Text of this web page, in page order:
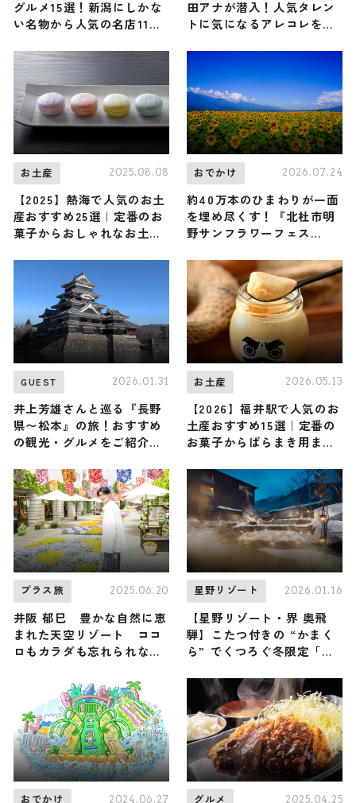
グルメ15選！新潟にしかな
い名物から人気の名店11選
田アナが潜入！人気タレン
トに気になるアレコレを聞
お土産 2025.08.08
【2025】熱海で人気のお土
産おすすめ25選｜定番のお
菓子からおしゃれなお土
おでかけ 2026.07.24
約40万本のひまわりが一面
を埋め尽くす！『北杜市明
野サンフラワーフェス
中 / 山梨県北杜市
GUEST 2026.01.31
井上芳雄さんと巡る『長野
県〜松本』の旅！おすすめ
の観光・グルメをご紹介
お土産 2026.05.13
【2026】福井駅で人気のお
土産おすすめ15選｜定番の
お菓子からばらまき用まで
プラス旅 2025.06.20
井阪 郁巳 豊かな自然に恵
まれた天空リゾート ココ
ロもカラダも忘れられない
星野リゾート 2026.01.16
【星野リゾート・界 奥飛
騨】こたつ付きの “かまく
ら” でくつろぐ冬限定「飛
合掌造りから生まれた光の
雪景色は圧巻
おでかけ 2024.06.27 グルメ 2025.04.25